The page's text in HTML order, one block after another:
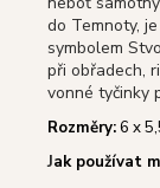
do Temnoty,
symbolem
při obřadech,
vonné tyčinky
Rozměry:6 x
Jak používat